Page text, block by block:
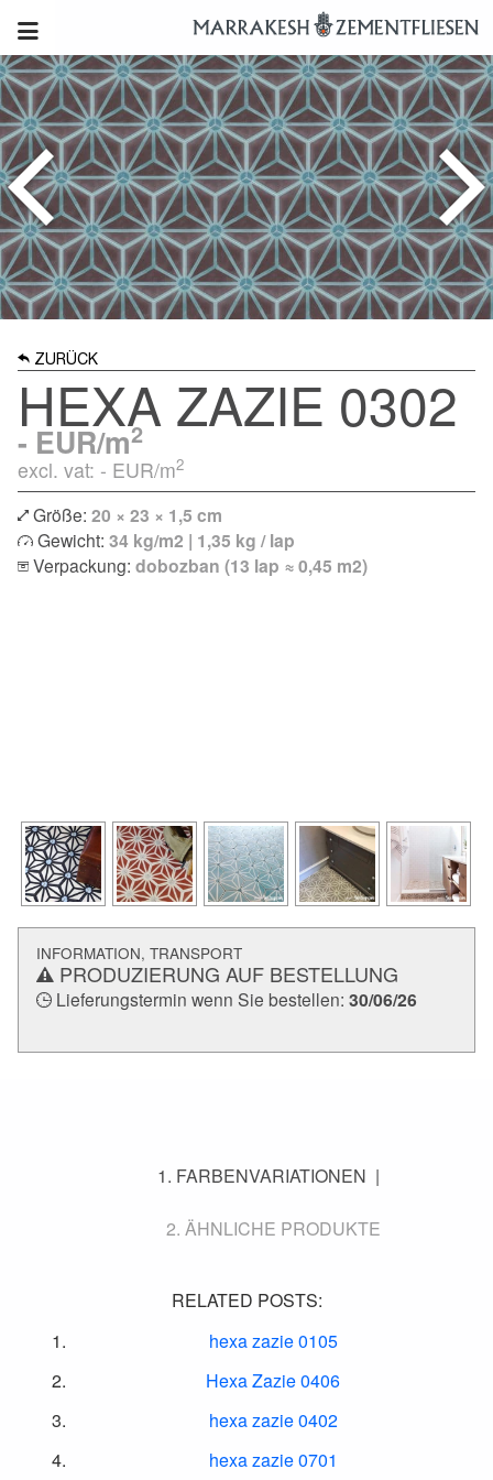
ZURÜCK
HEXA ZAZIE 0302
- EUR/m2
excl. vat: - EUR/m2
Größe: 20 × 23 × 1,5 cm
Gewicht: 34 kg/m2 | 1,35 kg / lap
Verpackung: dobozban (13 lap ≈ 0,45 m2)
INFORMATION, TRANSPORT
PRODUZIERUNG AUF BESTELLUNG
Lieferungstermin wenn Sie bestellen: 30/06/26
FARBENVARIATIONEN
ÄHNLICHE PRODUKTE
RELATED POSTS:
hexa zazie 0105
Hexa Zazie 0406
hexa zazie 0402
hexa zazie 0701